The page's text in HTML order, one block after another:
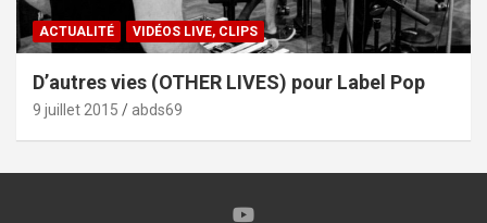
ACTUALITÉ VIDÉOS LIVE, CLIPS
D’autres vies (OTHER LIVES) pour Label Pop
9 juillet 2015 abds69